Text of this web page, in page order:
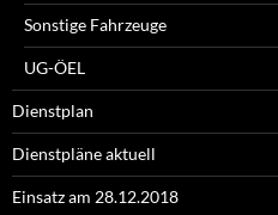
Sonstige Fahrzeuge
UG-ÖEL
Dienstplan
Dienstpläne aktuell
Einsatz am 28.12.2018